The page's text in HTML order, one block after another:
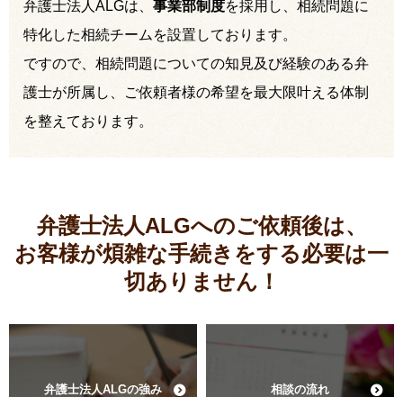
弁護士法人ALGは、 事業部制度を採用し、相続問題に
特化した相続チームを設置しております。
ですので、相続問題についての知見及び経験のある弁
護士が所属し、ご依頼者様の希望を最大限叶える体制
を整えております。
弁護士法人ALGへのご依頼後は、
お客様が煩雑な手続きをする必要は一
切ありません！
弁護士法人ALGの強み 相談の流れ